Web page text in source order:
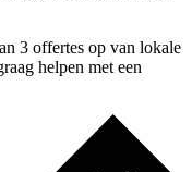
3 offertes op van lokale
helpen met een